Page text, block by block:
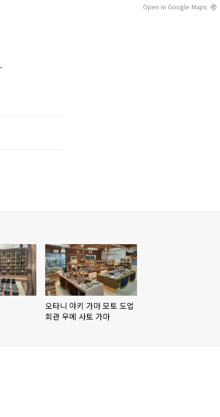
Open in Google Maps
오타니 야키 가마 모토 도업
회관 우메 사토 가마